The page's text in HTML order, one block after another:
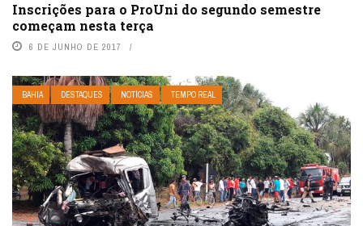
Inscrições para o ProUni do segundo semestre
começam nesta terça
6 DE JUNHO DE 2017
BAHIA DESTAQUES NOTÍCIAS TEMPO REAL